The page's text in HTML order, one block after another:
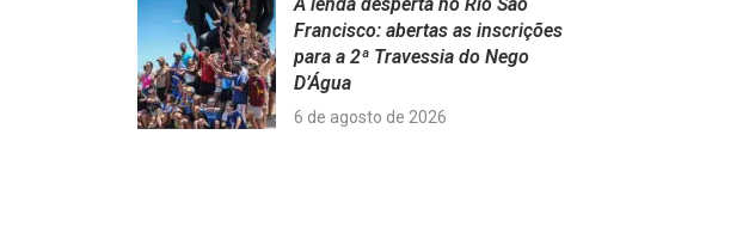
Francisco: abertas as inscrições
para a 2ª Travessia do Nego
D’Água
6 de agosto de 2026